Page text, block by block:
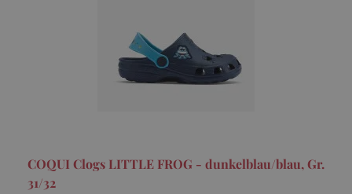
COQUI Clogs LITTLE FROG - dunkelblau/blau, Gr.
31/32